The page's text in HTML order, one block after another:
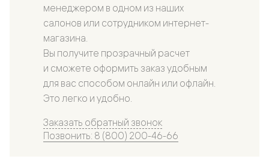
менеджером в одном из наших
салонов или сотрудником интернет-
магазина.
Вы получите прозрачный расчет
и сможете оформить заказ удобным
для вас способом онлайн или офлайн.
Это легко и удобно.
Заказать обратный звонок
Позвонить: 8 (800) 200-46-66